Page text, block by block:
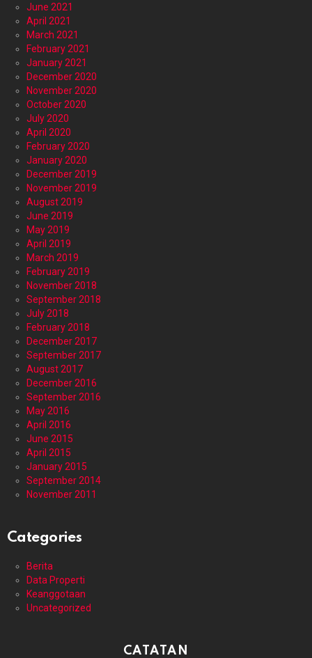
June 2021
April 2021
March 2021
February 2021
January 2021
December 2020
November 2020
October 2020
July 2020
April 2020
February 2020
January 2020
December 2019
November 2019
August 2019
June 2019
May 2019
April 2019
March 2019
February 2019
November 2018
September 2018
July 2018
February 2018
December 2017
September 2017
August 2017
December 2016
September 2016
May 2016
April 2016
June 2015
April 2015
January 2015
September 2014
November 2011
Categories
Berita
Data Properti
Keanggotaan
Uncategorized
CATATAN